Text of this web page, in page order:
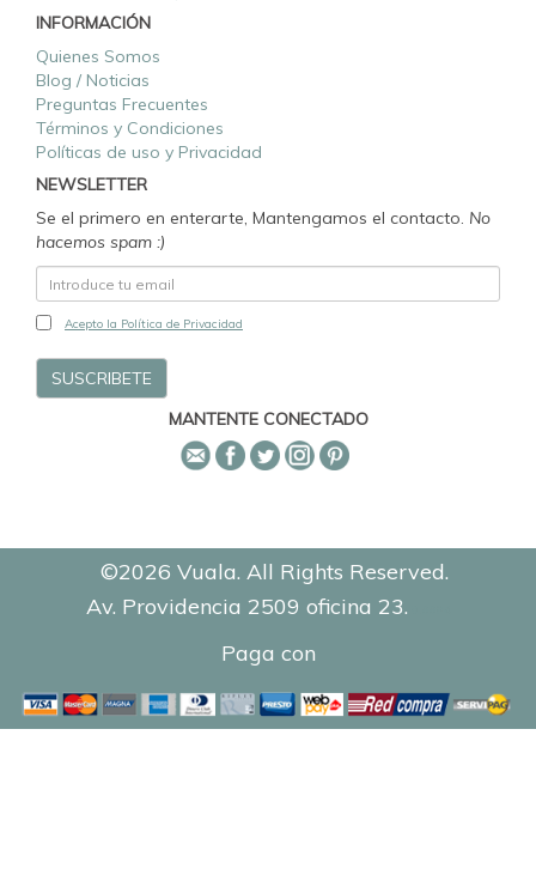
INFORMACIÓN
Quienes Somos
Blog / Noticias
Preguntas Frecuentes
Términos y Condiciones
Políticas de uso y Privacidad
NEWSLETTER
Se el primero en enterarte, Mantengamos el contacto. No
hacemos spam :)
Acepto la Política de Privacidad
MANTENTE CONECTADO
©2026 Vuala. All Rights Reserved.
Av. Providencia 2509 oficina 23.
Paga con